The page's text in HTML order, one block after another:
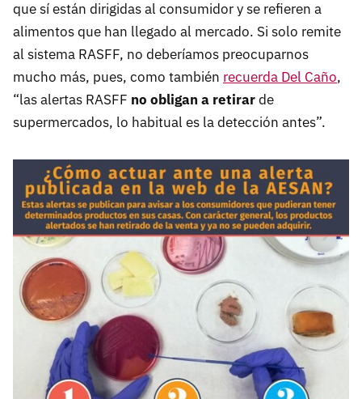
que sí están dirigidas al consumidor y se refieren a
alimentos que han llegado al mercado. Si solo remite
al sistema RASFF, no deberíamos preocuparnos
mucho más, pues, como también recuerda Del Caño,
“las alertas RASFF no obligan a retirarde
supermercados, lo habitual es la detección antes”.